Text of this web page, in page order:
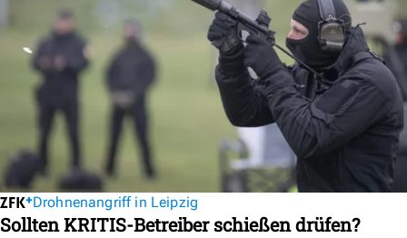
Drohnenangriff in Leipzig
Sollten KRITIS-Betreiber schießen drüfen?